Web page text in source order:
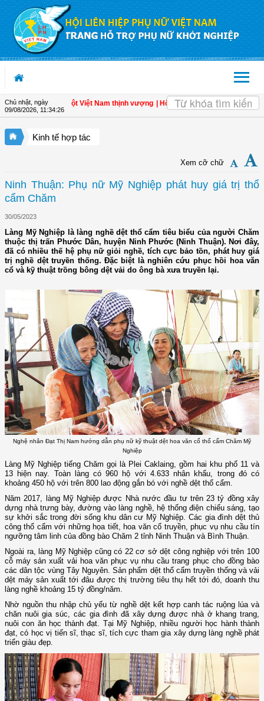
Truy cập nội dung luôn
Chủ nhật, ngày
09/08/2026 11:34:26
- Đòn bẩy cho một Việt Nam thịnh vượng | Hội LHPN tỉnh Kiên Giang biểu
Kinh tế hợp tác
Xem cỡ chữ
Ninh Thuận: Phụ nữ Mỹ Nghiệp phát huy giá trị thổ
cẩm Chăm
30/05/2023
Làng Mỹ Nghiệp là làng nghề dệt thổ cẩm tiêu biểu của người Chăm
thuộc thị trấn Phước Dân, huyện Ninh Phước (Ninh Thuận). Nơi đây,
đã có nhiều thế hệ phụ nữ giỏi nghề, tích cực bảo tồn, phát huy giá
trị nghề dệt truyền thống. Đặc biệt là nghiên cứu phục hồi hoa văn
cổ và kỹ thuật trồng bông dệt vải do ông bà xưa truyền lại.
Nghệ nhân Đạt Thị Nam hướng dẫn phụ nữ kỹ thuật dệt hoa văn cổ thổ cẩm Chăm Mỹ
Nghiệp
Làng Mỹ Nghiệp tiếng Chăm gọi là Plei Caklaing, gồm hai khu phố 11 và
13 hiện nay. Toàn làng có 960 hộ với 4.633 nhân khẩu, trong đó có
khoảng 450 hộ với trên 800 lao động gắn bó với nghề dệt thổ cẩm.
Năm 2017, làng Mỹ Nghiệp được Nhà nước đầu tư trên 23 tỷ đồng xây
dựng nhà trưng bày, đường vào làng nghề, hệ thống điện chiếu sáng, tạo
sự khởi sắc trong đời sống khu dân cư Mỹ Nghiệp. Các gia đình dệt thủ
công thổ cẩm với những họa tiết, hoa văn cổ truyền, phục vụ nhu cầu tín
ngưỡng tâm linh của đồng bào Chăm 2 tỉnh Ninh Thuận và Bình Thuận.
Ngoài ra, làng Mỹ Nghiệp cũng có 22 cơ sở dệt công nghiệp với trên 100
cỗ máy sản xuất vải hoa văn phục vụ nhu cầu trang phục cho đồng bào
các dân tộc vùng Tây Nguyên. Sản phẩm dệt thổ cẩm truyền thống và vải
dệt máy sản xuất tới đâu được thị trường tiêu thụ hết tới đó, doanh thu
làng nghề khoảng 15 tỷ đồng/năm.
Nhờ nguồn thu nhập chủ yếu từ nghề dệt kết hợp canh tác ruộng lúa và
chăn nuôi gia súc, các gia đình đã xây dựng được nhà ở khang trang,
nuôi con ăn học thành đạt. Tại Mỹ Nghiệp, nhiều người học hành thành
đạt, có học vị tiến sĩ, thạc sĩ, tích cực tham gia xây dựng làng nghề phát
triển giàu đẹp.